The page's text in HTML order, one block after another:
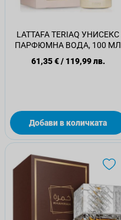
LATTAFA TERIAQ УНИСЕКС
ПАРФЮМНА ВОДА, 100 МЛ
61,35 €/ 119,99 лв.
Добави в количката